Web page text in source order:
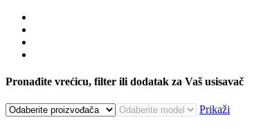
Pronađite vrećicu, filter ili dodatak za Vaš usisavač
Prikaži